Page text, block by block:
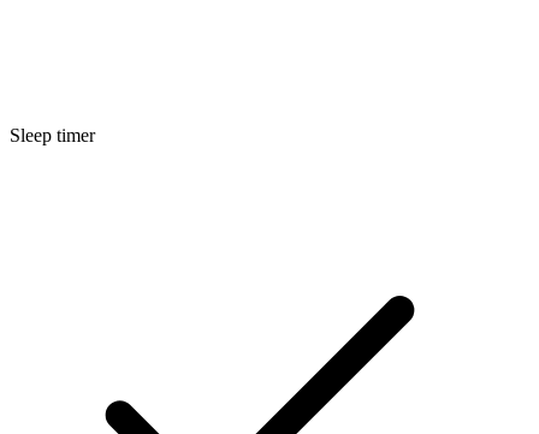
Sleep timer